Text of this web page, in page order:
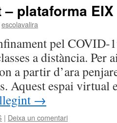
plataforma EIX
escolavalira
pel COVID-
a distància. Per
a partir d’ara
Aquest espai virtual
→
| Deixa un comentari